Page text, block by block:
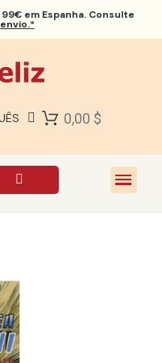
em Espanha. Consulte
0,00 $